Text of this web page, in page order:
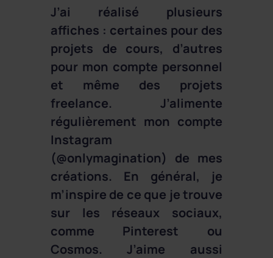
J’ai réalisé plusieurs
affiches : certaines pour des
projets de cours, d’autres
pour mon compte personnel
et même des projets
freelance. J’alimente
régulièrement mon compte
Instagram
(@onlymagination) de mes
créations. En général, je
m’inspire de ce que je trouve
sur les réseaux sociaux,
comme Pinterest ou
Cosmos. J’aime aussi